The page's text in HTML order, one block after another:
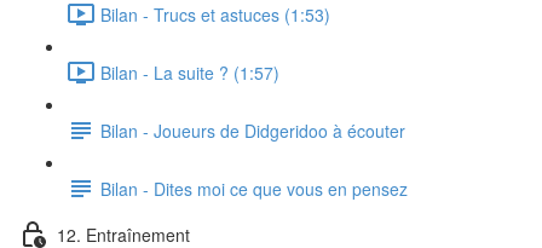
Bilan - Trucs et astuces (1:53)
Bilan - La suite ? (1:57)
Bilan - Joueurs de Didgeridoo à écouter
Bilan - Dites moi ce que vous en pensez
12. Entraînement